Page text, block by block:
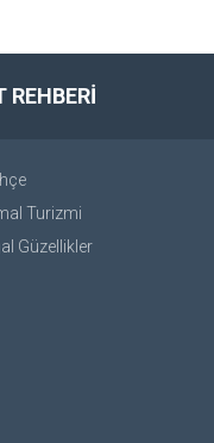
REHBERİ
Turizmi
Güzellikler